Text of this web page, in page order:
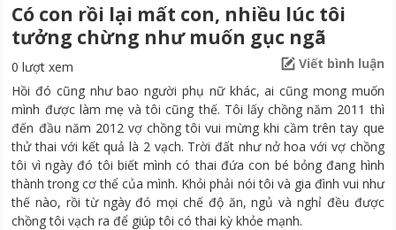
Có con rồi lại mất con, nhiều lúc tôi
tưởng chừng như muốn gục ngã
0 lượt xem
Viết bình luận
Hồi đó cũng như bao người phụ nữ khác, ai cũng mong muốn
mình được làm mẹ và tôi cũng thế. Tôi lấy chồng năm 2011 thì
đến đầu năm 2012 vợ chồng tôi vui mừng khi cầm trên tay que
thử thai với kết quả là 2 vạch. Trời đất như nở hoa với vợ chồng
tôi vì ngày đó tôi biết mình có thai đứa con bé bỏng đang hình
thành trong cơ thể của mình. Khỏi phải nói tôi và gia đình vui như
thế nào, rồi từ ngày đó mọi chế độ ăn, ngủ và nghỉ đều được
chồng tôi vạch ra để giúp tôi có thai kỳ khỏe mạnh.